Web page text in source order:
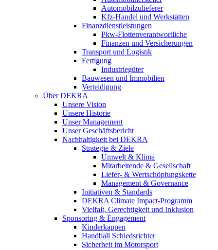
Automobilzulieferer
Kfz-Handel und Werkstätten
Finanzdienstleistungen
Pkw‑Flottenverantwortliche
Finanzen und Versicherungen
Transport und Logistik
Fertigung
Industriegüter
Bauwesen und Immobilien
Verteidigung
Über DEKRA
Unsere Vision
Unsere Historie
Unser Management
Unser Geschäftsbericht
Nachhaltigkeit bei DEKRA
Strategie & Ziele
Umwelt & Klima
Mitarbeitende & Gesellschaft
Liefer- & Wertschöpfungskette
Management & Governance
Initiativen & Standards
DEKRA Climate Impact-Programm
Vielfalt, Gerechtigkeit und Inklusion​
Sponsoring & Engagement
Kinderkappen
Handball Schiedsrichter
Sicherheit im Motorsport